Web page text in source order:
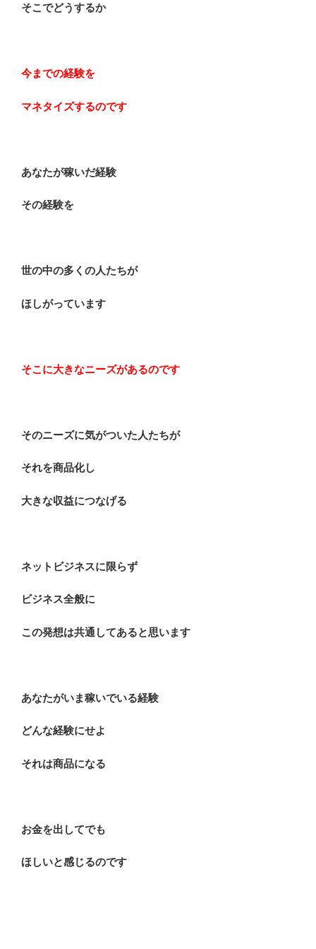
そこでどうするか
今までの経験を
マネタイズするのです
あなたが稼いだ経験
その経験を
世の中の多くの人たちが
ほしがっています
そこに大きなニーズがあるのです
そのニーズに気がついた人たちが
それを商品化し
大きな収益につなげる
ネットビジネスに限らず
ビジネス全般に
この発想は共通してあると思います
あなたがいま稼いでいる経験
どんな経験にせよ
それは商品になる
お金を出してでも
ほしいと感じるのです